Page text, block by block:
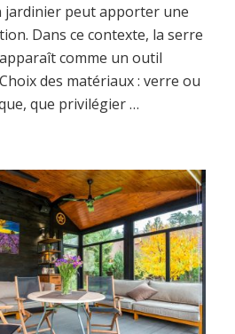
jardinier peut apporter une
Dans ce contexte, la serre
comme un outil
des matériaux : verre ou
que privilégier …